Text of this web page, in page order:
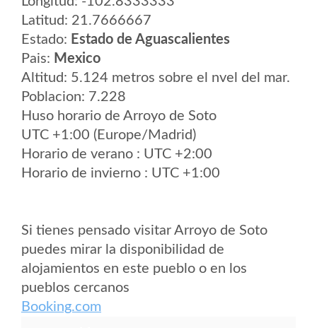
Latitud: 21.7666667
Estado: Estado de Aguascalientes
Pais: Mexico
Altitud: 5.124 metros sobre el nvel del mar.
Poblacion: 7.228
Huso horario de Arroyo de Soto
UTC +1:00 (Europe/Madrid)
Horario de verano : UTC +2:00
Horario de invierno : UTC +1:00
Si tienes pensado visitar Arroyo de Soto
puedes mirar la disponibilidad de
alojamientos en este pueblo o en los
pueblos cercanos
Booking.com